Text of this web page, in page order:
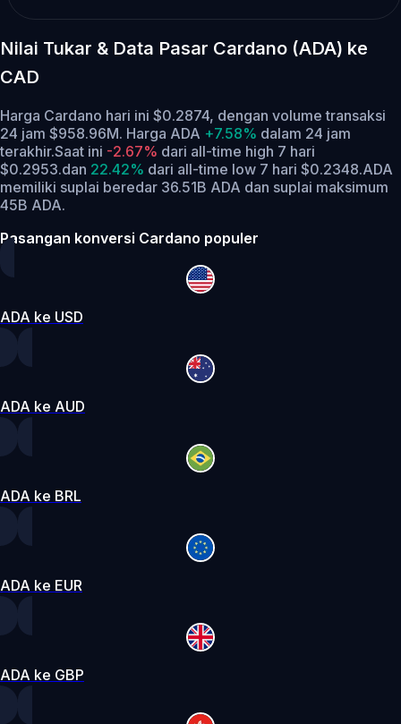
Nilai Tukar & Data Pasar Cardano (ADA) ke
CAD
Harga Cardano hari ini $0.2874, dengan volume transaksi
24 jam $958.96M. Harga ADA +7.58% dalam 24 jam
terakhir.Saat ini -2.67% dari all-time high 7 hari
$0.2953.dan 22.42% dari all-time low 7 hari $0.2348.ADA
memiliki suplai beredar 36.51B ADA dan suplai maksimum
45B ADA.
Pasangan konversi Cardano populer
ADA ke USD
ADA ke AUD
ADA ke BRL
ADA ke EUR
ADA ke GBP